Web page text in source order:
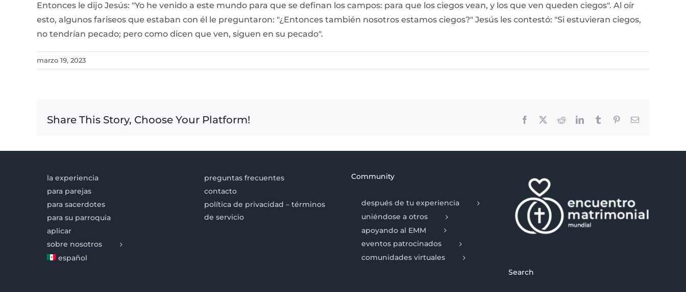
Entonces le dijo Jesús: "Yo he venido a este mundo para que se definan los campos: para que los ciegos vean, y los que ven queden ciegos". Al oír
esto, algunos fariseos que estaban con él le preguntaron: "¿Entonces también nosotros estamos ciegos?" Jesús les contestó: "Si estuvieran ciegos,
no tendrían pecado; pero como dicen que ven, siguen en su pecado".
marzo 19, 2023
Share This Story, Choose Your Platform! Facebook RedditLinkedInTumblr PinterestEmail
la experiencia
para parejas
para sacerdotes
para su parroquia
aplicar
sobre nosotros
español
preguntas frecuentes
contacto
política de privacidad – términos
de servicio
Community
después de tu experiencia
uniéndose a otros
apoyando al EMM
eventos patrocinados
comunidades virtuales
Search